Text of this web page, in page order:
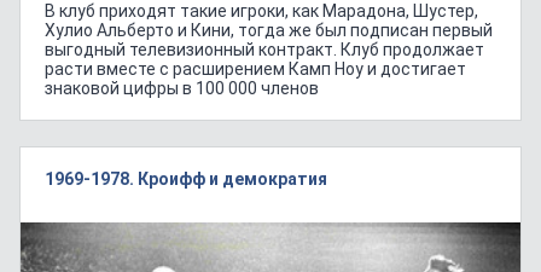
В клуб приходят такие игроки, как Марадона, Шустер,
Хулио Альберто и Кини, тогда же был подписан первый
выгодный телевизионный контракт. Клуб продолжает
расти вместе с расширением Камп Ноу и достигает
знаковой цифры в 100 000 членов
1969-1978. Кроифф и демократия